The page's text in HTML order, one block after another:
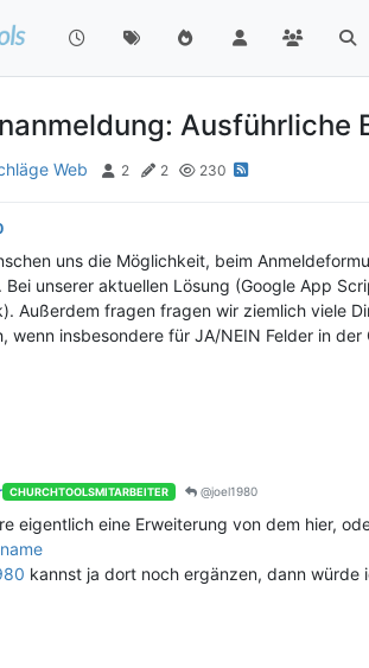
Ausführliche
Web 2 2 230
uns die Möglichkeit, beim
Bei unserer aktuellen Lösung (Google App
Außerdem fragen fragen wir ziemlich viele
wenn insbesondere für JA/NEIN Felder in
CHURCHTOOLSMITARBEITER @joel1980
eigentlich eine Erweiterung von dem hier,
kannst ja dort noch ergänzen, dann würde